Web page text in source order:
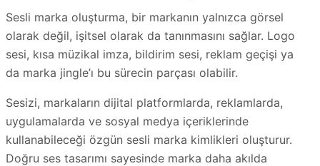
Sesli marka oluşturma, bir markanın yalnızca görsel
olarak değil, işitsel olarak da tanınmasını sağlar. Logo
sesi, kısa müzikal imza, bildirim sesi, reklam geçişi ya
da marka jingle’ı bu sürecin parçası olabilir.
Sesizi, markaların dijital platformlarda, reklamlarda,
uygulamalarda ve sosyal medya içeriklerinde
kullanabileceği özgün sesli marka kimlikleri oluşturur.
Doğru ses tasarımı sayesinde marka daha akılda